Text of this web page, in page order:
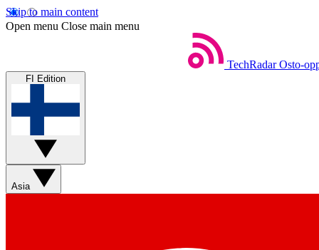
Skip to main content
Open menu Close main menu
TechRadar Osto-
FI Edition
Asia